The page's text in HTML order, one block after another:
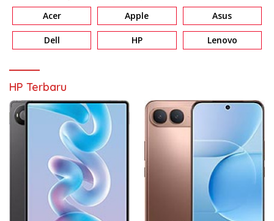
Acer Apple Asus
Dell HP Lenovo
HP Terbaru